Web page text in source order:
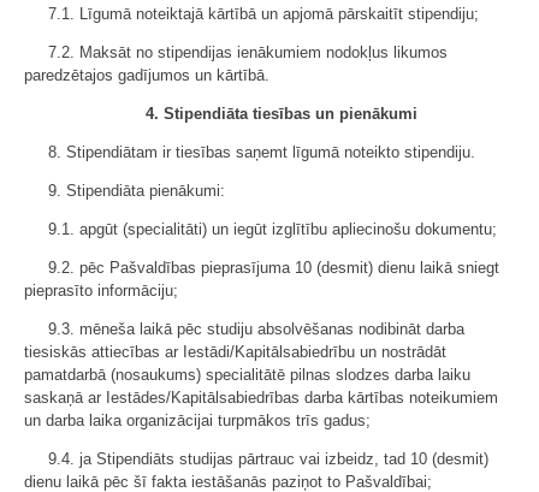
7.1. Līgumā noteiktajā kārtībā un apjomā pārskaitīt stipendiju;
7.2. Maksāt no stipendijas ienākumiem nodokļus likumos
paredzētajos gadījumos un kārtībā.
4. Stipendiāta tiesības un pienākumi
8. Stipendiātam ir tiesības saņemt līgumā noteikto stipendiju.
9. Stipendiāta pienākumi:
9.1. apgūt (specialitāti) un iegūt izglītību apliecinošu dokumentu;
9.2. pēc Pašvaldības pieprasījuma 10 (desmit) dienu laikā sniegt
pieprasīto informāciju;
9.3. mēneša laikā pēc studiju absolvēšanas nodibināt darba
tiesiskās attiecības ar Iestādi/Kapitālsabiedrību un nostrādāt
pamatdarbā (nosaukums) specialitātē pilnas slodzes darba laiku
saskaņā ar Iestādes/Kapitālsabiedrības darba kārtības noteikumiem
un darba laika organizācijai turpmākos trīs gadus;
9.4. ja Stipendiāts studijas pārtrauc vai izbeidz, tad 10 (desmit)
dienu laikā pēc šī fakta iestāšanās paziņot to Pašvaldībai;